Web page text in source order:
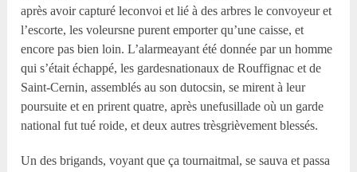
après avoir capturé leconvoi et lié à des arbres le convoyeur et
l’escorte, les voleursne purent emporter qu’une caisse, et
encore pas bien loin. L’alarmeayant été donnée par un homme
qui s’était échappé, les gardesnationaux de Rouffignac et de
Saint-Cernin, assemblés au son dutocsin, se mirent à leur
poursuite et en prirent quatre, après unefusillade où un garde
national fut tué roide, et deux autres trèsgrièvement blessés.
Un des brigands, voyant que ça tournaitmal, se sauva et passa